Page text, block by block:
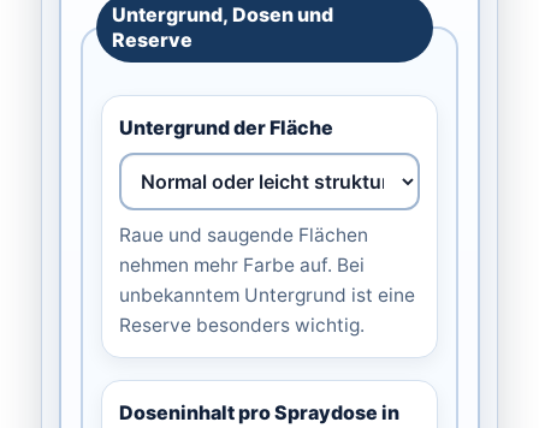
Untergrund, Dosen und
Reserve
Untergrund der Fläche
Raue und saugende Flächen
nehmen mehr Farbe auf. Bei
unbekanntem Untergrund ist eine
Reserve besonders wichtig.
Doseninhalt pro Spraydose in